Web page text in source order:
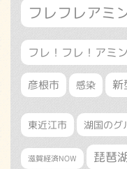
フレフレアミ
フレ！フレ！アミ
彦根市 感染 新
東近江市 湖国のグ
滋賀経済NOW 琵琶